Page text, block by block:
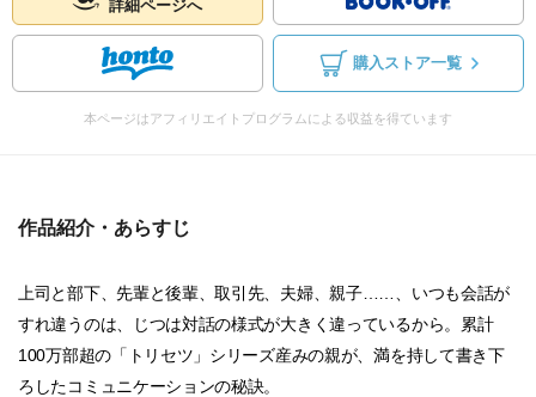
詳細ページへ
購入ストア一覧
本ページはアフィリエイトプログラムによる収益を得ています
作品紹介・あらすじ
上司と部下、先輩と後輩、取引先、夫婦、親子……、いつも会話が
すれ違うのは、じつは対話の様式が大きく違っているから。累計
100万部超の「トリセツ」シリーズ産みの親が、満を持して書き下
ろしたコミュニケーションの秘訣。